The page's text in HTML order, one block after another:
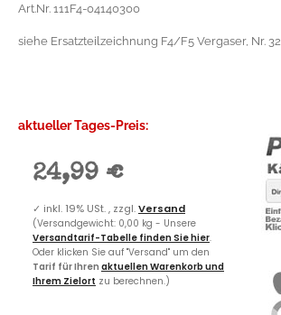
Art.Nr. 111F4-04140300
siehe Ersatzteilzeichnung F4/F5 Vergaser, Nr. 32
aktueller Tages-Preis:
24,99 €
✓ inkl. 19% USt. , zzgl.Versand
(Versandgewicht: 0,00 kg - Unsere
Versandtarif-Tabelle finden Sie hier.
Oder klicken Sie auf "Versand" um den
Tarif für Ihren aktuellen Warenkorb und
Ihrem Zielort zu berechnen.)